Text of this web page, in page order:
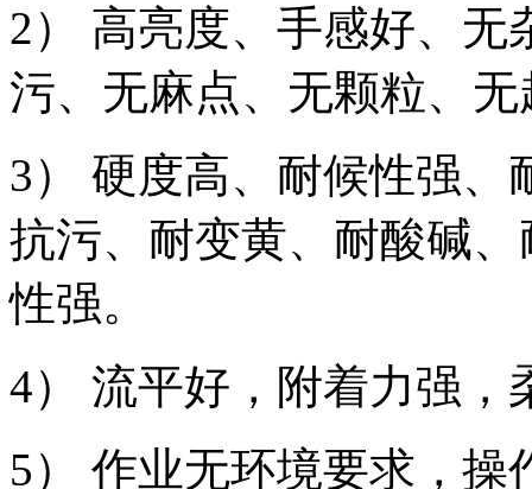
2） 高亮度、手感好、
污、无麻点、无颗粒、
3） 硬度高、耐候性强
抗污、耐变黄、耐酸碱
性强。
4） 流平好，附着力强，
5） 作业无环境要求，